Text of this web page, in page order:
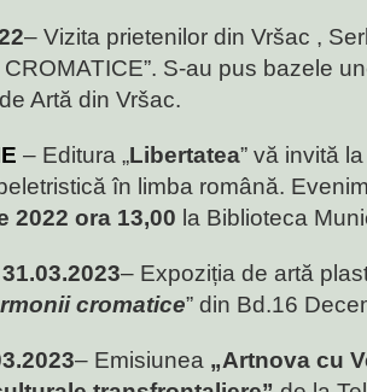
– Vizita prietenilor din Vršac ,
CROMATICE”. S-au pus bazele
Artă din Vršac.
– Editura „Libertatea” vă invită
în limba română.
2022 ora 13,00 la Biblioteca
– Expoziția de artă
cromatice” din Bd.16
– Emisiunea „Artnova cu